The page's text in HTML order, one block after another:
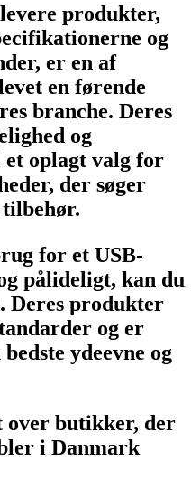
produkter,
og
er en af
en førende
branche. Deres
og
oplagt valg for
der søger
tilbehør.
for et USB-
pålideligt, kan du
Deres produkter
og er
ydeevne og
over butikker, der
i Danmark